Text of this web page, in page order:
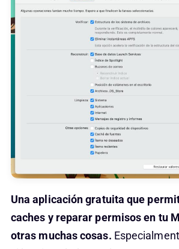
Una aplicación gratuita que
caches y reparar permisos en tu
otras muchas cosas.